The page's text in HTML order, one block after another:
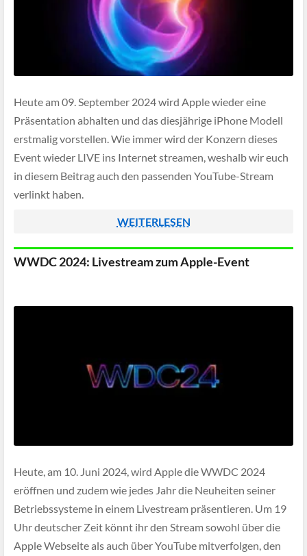
Heute am 09. September 2024 wird Apple wieder eine
Präsentation abhalten und das diesjährige iPhone Modell
erstmalig vorstellen. Wie immer wird der Konzern dieses
Event wieder LIVE ins Internet streamen, weshalb wir euch
in diesem Beitrag auch den passenden YouTube-Stream
verlinkt haben.
WEITERLESEN
WWDC 2024: Livestream zum Apple-Event
Heute, am 10. Juni 2024, wird Apple die WWDC 2024
eröffnen und zudem wie jedes Jahr die Neuheiten seiner
Betriebssysteme in einem Livestream präsentieren. Um 19
Uhr deutscher Zeit könnt ihr den Stream sowohl über die
Apple Webseite als auch über YouTube mitverfolgen, den